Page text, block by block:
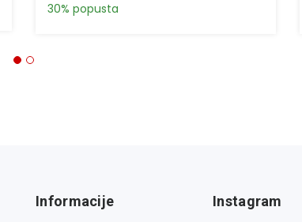
30% popusta
Informacije Instagram